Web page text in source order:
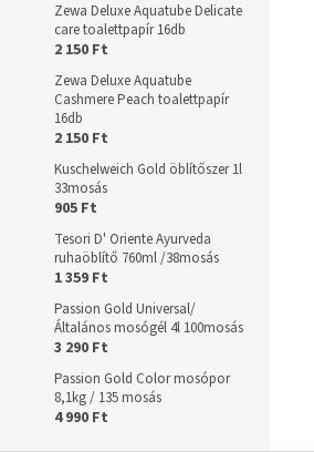
Zewa Deluxe Aquatube Delicate
care toalettpapír 16db
2 150 Ft
Zewa Deluxe Aquatube
Cashmere Peach toalettpapír
16db
2 150 Ft
Kuschelweich Gold öblítőszer 1l
33mosás
905 Ft
Tesori D' Oriente Ayurveda
ruhaöblítő 760ml /38mosás
1 359 Ft
Passion Gold Universal/
Általános mosógél 4l 100mosás
3 290 Ft
Passion Gold Color mosópor
8,1kg / 135 mosás
4 990 Ft